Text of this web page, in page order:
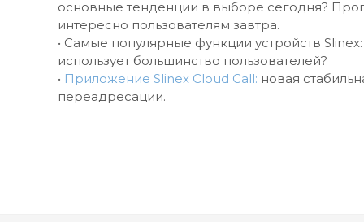
основные тенденции в выборе сегодня?
интересно пользователям завтра.
• Самые популярные функции устройств
использует большинство пользователей?
• Приложение Slinex Cloud Call: новая
переадресации.